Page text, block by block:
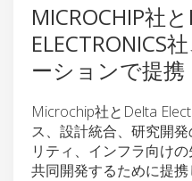
MICROCHIP社
ELECTRONICS
ーションで提携
Microchip社とDelta
ス、設計統合、研究開
リティ、インフラ向け
共同開発するために提携